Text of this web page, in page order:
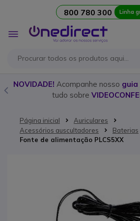
800 780 300 Linha
Alternar
Nav
NOVIDADE! Acompanhe nosso guia
tudo sobre
Página inicial
Auriculares
Acessórios auscultadores
Baterias
Fonte de alimentação PLCS5XX